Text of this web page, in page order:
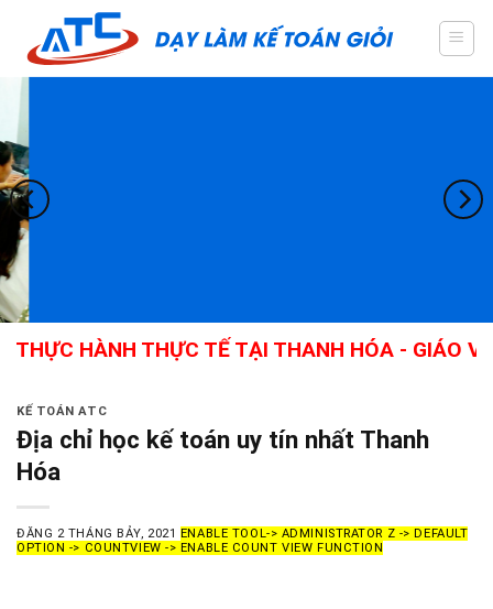
content
THỰC TẾ TẠI THANH HÓA - GIÁO VIÊN
KẾ TOÁN ATC
Địa chỉ học kế toán uy tín nhất Thanh
Hóa
ĐĂNG 2 THÁNG BẢY, 2021 ENABLE TOOL-> ADMINISTRATOR Z -> DEFAULT
OPTION -> COUNTVIEW -> ENABLE COUNT VIEW FUNCTION